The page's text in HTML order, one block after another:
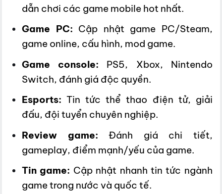
dẫn chơi các game mobile hot nhất.
Game PC: Cập nhật game PC/Steam,
game online, cấu hình, mod game.
Game console: PS5, Xbox, Nintendo
Switch, đánh giá độc quyền.
Esports: Tin tức thể thao điện tử, giải
đấu, đội tuyển chuyên nghiệp.
Review game: Đánh giá chi tiết,
gameplay, điểm mạnh/yếu của game.
Tin game: Cập nhật nhanh tin tức ngành
game trong nước và quốc tế.